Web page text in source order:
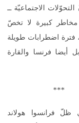
الاجتماعيّة ــ
مخاطر كبيرة لا تخصّ
فترة اضطرابات طويلة
أيضا فرنسا والقارة
ظلّ فرانسوا هولاند